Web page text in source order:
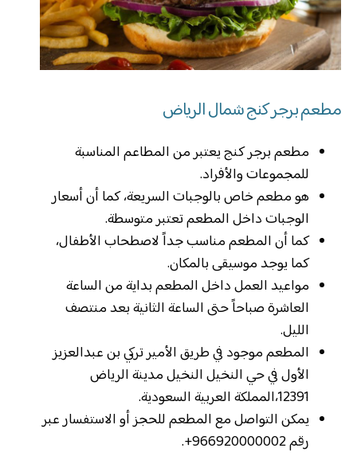
مطعم برجر كنج شمال الرياض
مطعم برجر كنج يعتبر من المطاعم المناسبة
للمجموعات والأفراد.
هو مطعم خاص بالوجبات السريعة، كما أن أسعار
الوجبات داخل المطعم تعتبر متوسطة.
كما أن المطعم مناسب جداً لاصطحاب الأطفال،
كما يوجد موسيقى بالمكان.
مواعيد العمل داخل المطعم بداية من الساعة
العاشرة صباحاً حتى الساعة الثانية بعد منتصف
الليل.
المطعم موجود في طريق الأمير تركي بن عبدالعزيز
الأول في حي النخيل النخيل مدينة الرياض
12391،المملكة العربية السعودية.
يمكن التواصل مع المطعم للحجز أو الاستفسار عبر
رقم 966920000002+.